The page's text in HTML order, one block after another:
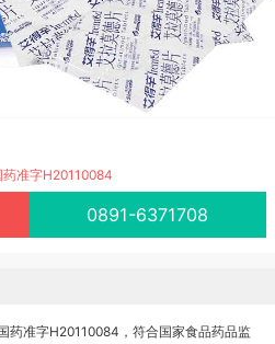
准字H20110084
0891-6371708
药准字H20110084，符合国家食品药品监